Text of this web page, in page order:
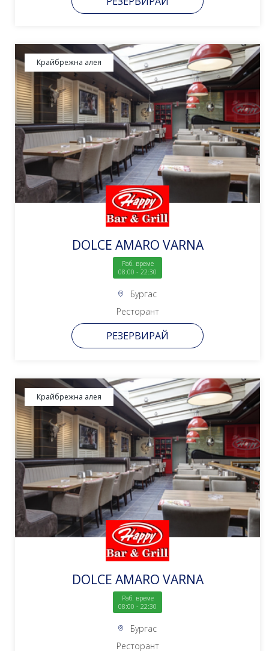
Крайбрежна алея
DOLCE AMARO VARNA
Раб. време
08:00 - 22:30
Бургас
Ресторант
РЕЗЕРВИРАЙ
Крайбрежна алея
DOLCE AMARO VARNA
Раб. време
08:00 - 22:30
Бургас
Ресторант